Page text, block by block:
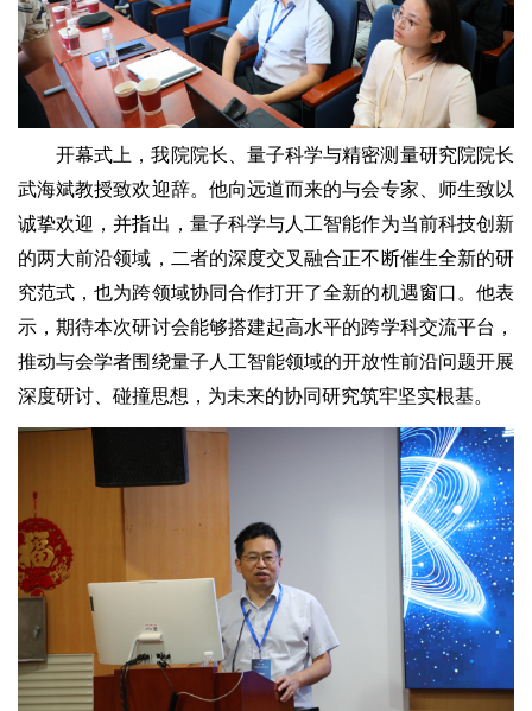
开幕式上，我院院长、量子科学与精密测量研究院院长
武海斌教授致欢迎辞。他向远道而来的与会专家、师生致以
诚挚欢迎，并指出，量子科学与人工智能作为当前科技创新
的两大前沿领域，二者的深度交叉融合正不断催生全新的研
究范式，也为跨领域协同合作打开了全新的机遇窗口。他表
示，期待本次研讨会能够搭建起高水平的跨学科交流平台，
推动与会学者围绕量子人工智能领域的开放性前沿问题开展
深度研讨、碰撞思想，为未来的协同研究筑牢坚实根基。